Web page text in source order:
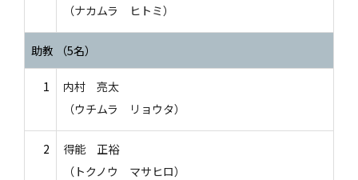
（ナカムラ ヒトミ）
助教 （5名）
1
内村 亮太
（ウチムラ リョウタ）
2
得能 正裕
（トクノウ マサヒロ）